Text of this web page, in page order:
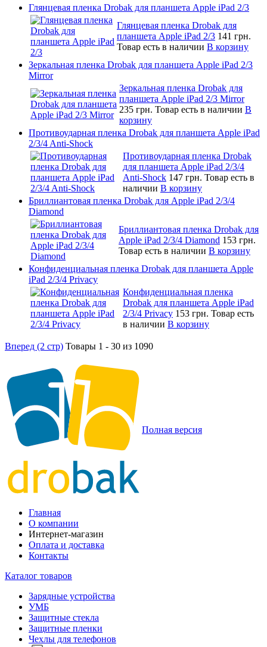
Глянцевая пленка Drobak для планшета Apple iPad 2/3
Глянцевая пленка Drobak для
планшета Apple iPad 2/3 141 грн.
Товар есть в наличии В корзину
Зеркальная пленка Drobak для планшета Apple iPad 2/3
Mirror
Зеркальная пленка Drobak для
планшета Apple iPad 2/3 Mirror
235 грн. Товар есть в наличии В
корзину
Противоударная пленка Drobak для планшета Apple iPad
2/3/4 Anti-Shock
Противоударная пленка Drobak
для планшета Apple iPad 2/3/4
Anti-Shock 147 грн. Товар есть в
наличии В корзину
Бриллиантовая пленка Drobak для Apple iPad 2/3/4
Diamond
Бриллиантовая пленка Drobak для
Apple iPad 2/3/4 Diamond 153 грн.
Товар есть в наличии В корзину
Конфиденциальная пленка Drobak для планшета Apple
iPad 2/3/4 Privacy
Конфиденциальная пленка
Drobak для планшета Apple iPad
2/3/4 Privacy 153 грн. Товар есть
в наличии В корзину
Вперед (2 стр) Товары 1 - 30 из 1090
Полная версия
Главная
О компании
Интернет-магазин
Оплата и доставка
Контакты
Каталог товаров
Зарядные устройства
УМБ
Защитные стекла
Защитные пленки
Чехлы для телефонов